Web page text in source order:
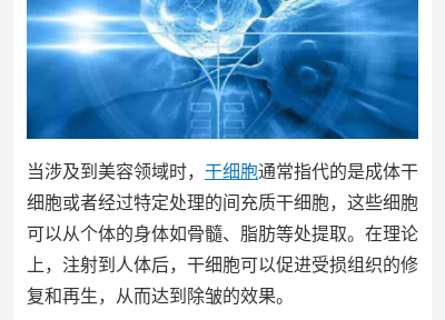
当涉及到美容领域时， 干细胞通常指代的是成体干
细胞或者经过特定处理的间充质干细胞，这些细胞
可以从个体的身体如骨髓、脂肪等处提取。在理论
上，注射到人体后，干细胞可以促进受损组织的修
复和再生，从而达到除皱的效果。